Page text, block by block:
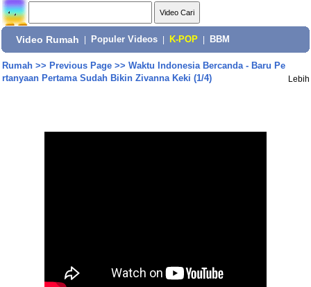
Video Rumah Populer Videos K-POP BBM
Rumah>> Previous Page>> Waktu Indonesia Bercanda - Baru Pe
rtanyaan Pertama Sudah Bikin Zivanna Keki (1/4)
Lebih